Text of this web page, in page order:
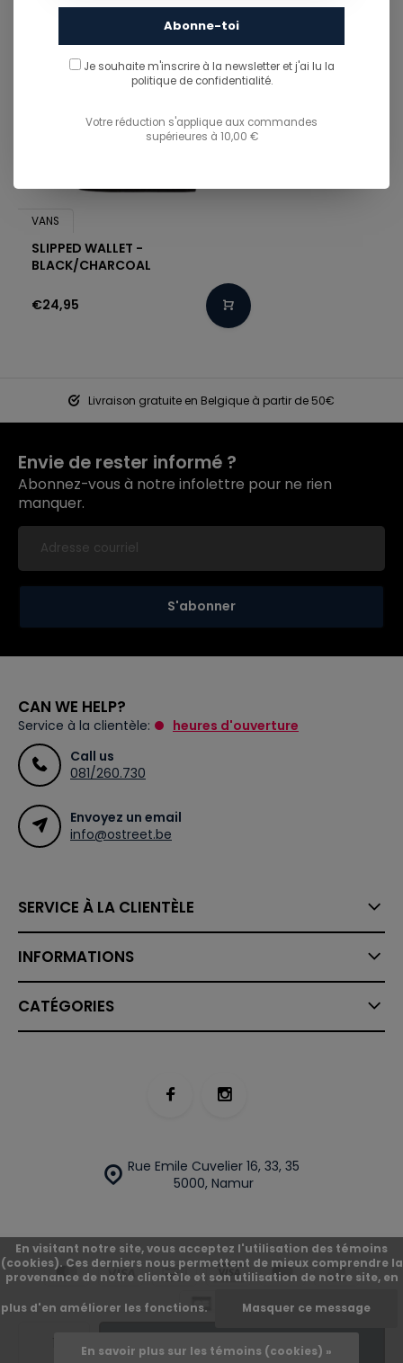
Ajouter
VANS
SLIPPED WALLET -
BLACK/CHARCOAL
€24,95
Livraison gratuite en Belgique à partir de 50€
Envie de rester informé ?
Abonnez-vous à notre infolettre pour ne rien
manquer.
S'abonner
CAN WE HELP?
Service à la clientèle:
heures d'ouverture
Call us
081/260.730
Envoyez un email
info@ostreet.be
SERVICE À LA CLIENTÈLE
INFORMATIONS
CATÉGORIES
Rue Emile Cuvelier 16, 33, 35
5000, Namur
En visitant notre site, vous acceptez l'utilisation des témoins
(cookies). Ces derniers nous permettent de mieux comprendre la
provenance de notre clientèle et son utilisation de notre site, en
plus d'en améliorer les fonctions. Masquer ce message
En savoir plus sur les témoins (cookies) »
Abonne-toi
Je souhaite m'inscrire à la newsletter et j'ai lu la
politique de confidentialité.
Votre réduction s'applique aux commandes
supérieures à 10,00 €